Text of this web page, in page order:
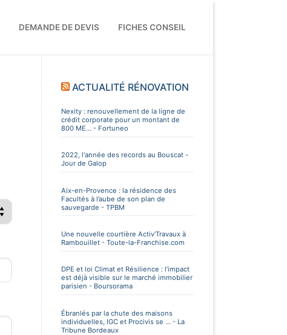
DEMANDE DE DEVIS FICHES CONSEIL
ACTUALITÉ RÉNOVATION
Nexity : renouvellement de la ligne de
crédit corporate pour un montant de
800 ME... - Fortuneo
2022, l'année des records au Bouscat -
Jour de Galop
Aix-en-Provence : la résidence des
Facultés à l’aube de son plan de
sauvegarde - TPBM
Une nouvelle courtière Activ'Travaux à
Rambouillet - Toute-la-Franchise.com
DPE et loi Climat et Résilience : l’impact
est déjà visible sur le marché immobilier
parisien - Boursorama
Ébranlés par la chute des maisons
individuelles, IGC et Procivis se ... - La
Tribune Bordeaux